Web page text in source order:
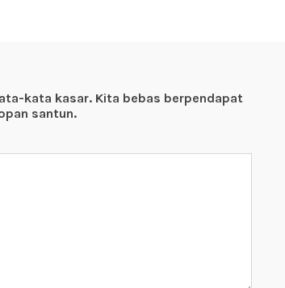
kata kasar. Kita bebas berpendapat
santun.